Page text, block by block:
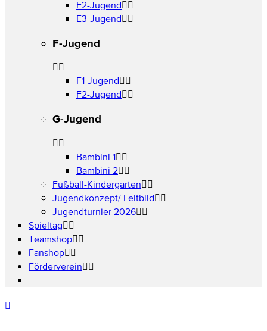
E2-Jugend
E3-Jugend
F-Jugend
F1-Jugend
F2-Jugend
G-Jugend
Bambini 1
Bambini 2
Fußball-Kindergarten
Jugendkonzept/ Leitbild
Jugendturnier 2026
Spieltag
Teamshop
Fanshop
Förderverein